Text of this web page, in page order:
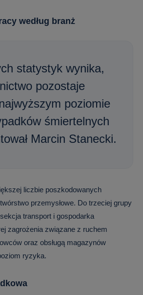
według branż
statystyk wynika,
pozostaje
poziomie
śmiertelnych
Marcin Stanecki.
liczbie poszkodowanych
przemysłowe. Do trzeciej grupy
transport i gospodarka
zagrożenia związane z ruchem
oraz obsługą magazynów
ryzyka.